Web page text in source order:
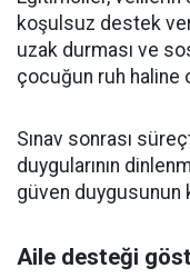
koşulsuz destek
uzak durması ve
çocuğun ruh haline
Sınav sonrası
duygularının
güven duygusunun
Aile desteği